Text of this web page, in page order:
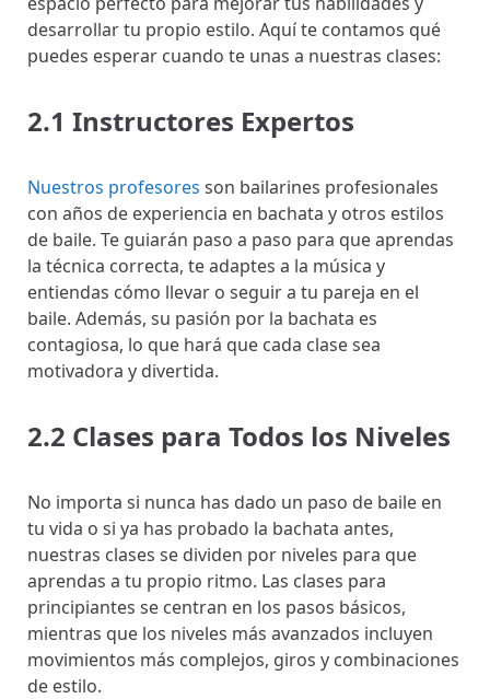
desarrollar tu propio estilo. Aquí te contamos qué
puedes esperar cuando te unas a nuestras clases:
2.1 Instructores Expertos
Nuestros profesores son bailarines profesionales
con años de experiencia en bachata y otros estilos
de baile. Te guiarán paso a paso para que aprendas
la técnica correcta, te adaptes a la música y
entiendas cómo llevar o seguir a tu pareja en el
baile. Además, su pasión por la bachata es
contagiosa, lo que hará que cada clase sea
motivadora y divertida.
2.2 Clases para Todos los Niveles
No importa si nunca has dado un paso de baile en
tu vida o si ya has probado la bachata antes,
nuestras clases se dividen por niveles para que
aprendas a tu propio ritmo. Las clases para
principiantes se centran en los pasos básicos,
mientras que los niveles más avanzados incluyen
movimientos más complejos, giros y combinaciones
de estilo.